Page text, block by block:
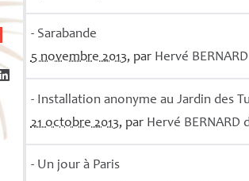
- Sarabande
5 novembre 2013, par Hervé BERNARD
- Installation anonyme au Jardin des
21 octobre 2013, par Hervé BERNARD
- Un jour à Paris